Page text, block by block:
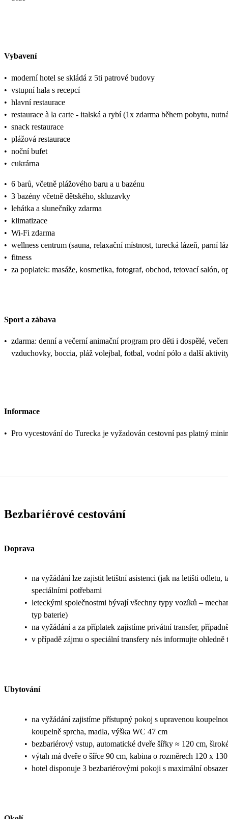
Vybavení
• moderní hotel se skládá z 5ti patrové budovy
• vstupní hala s recepcí
• hlavní restaurace
• restaurace à la carte - italská a rybí (1x zdarma během pobytu,
• snack restaurace
• plážová restaurace
• noční bufet
• cukrárna
• 6 barů, včetně plážového baru a u bazénu
• 3 bazény včetně dětského, skluzavky
• lehátka a slunečníky zdarma
• klimatizace
• Wi-Fi zdarma
• wellness centrum (sauna, relaxační místnost, turecká lázeň, parní
• fitness
• za poplatek: masáže, kosmetika, fotograf, obchod, tetovací salón,
Sport a zábava
• zdarma: denní a večerní animační program pro děti i dospělé,
vzduchovky, boccia, pláž volejbal, fotbal, vodní pólo a další
Informace
• Pro vycestování do Turecka je vyžadován cestovní pas platný
Bezbariérové cestování
Doprava
• na vyžádání lze zajistit letištní asistenci (jak na letišti odletu,
speciálními potřebami
• leteckými společnostmi bývají všechny typy vozíků –
typ baterie)
• na vyžádání a za příplatek zajistíme privátní transfer,
• v případě zájmu o speciální transfery nás informujte
Ubytování
• na vyžádání zajistíme přístupný pokoj s upravenou
koupelně sprcha, madla, výška WC 47 cm
• bezbariérový vstup, automatické dveře šířky ≈ 120 cm,
• výtah má dveře o šířce 90 cm, kabina o rozměrech 120 x
• hotel disponuje 3 bezbariérovými pokoji s maximální